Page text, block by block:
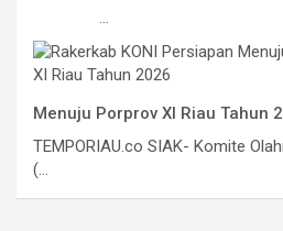
...
Menuju Porprov XI Riau Tahun
TEMPORIAU.co SIAK- Komite
(...